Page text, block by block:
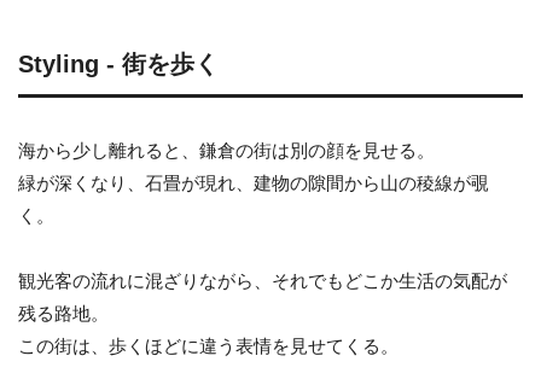
Styling - 街を歩く
海から少し離れると、鎌倉の街は別の顔を見せる。
緑が深くなり、石畳が現れ、建物の隙間から山の稜線が覗
く。
観光客の流れに混ざりながら、それでもどこか生活の気配が
残る路地。
この街は、歩くほどに違う表情を見せてくる。